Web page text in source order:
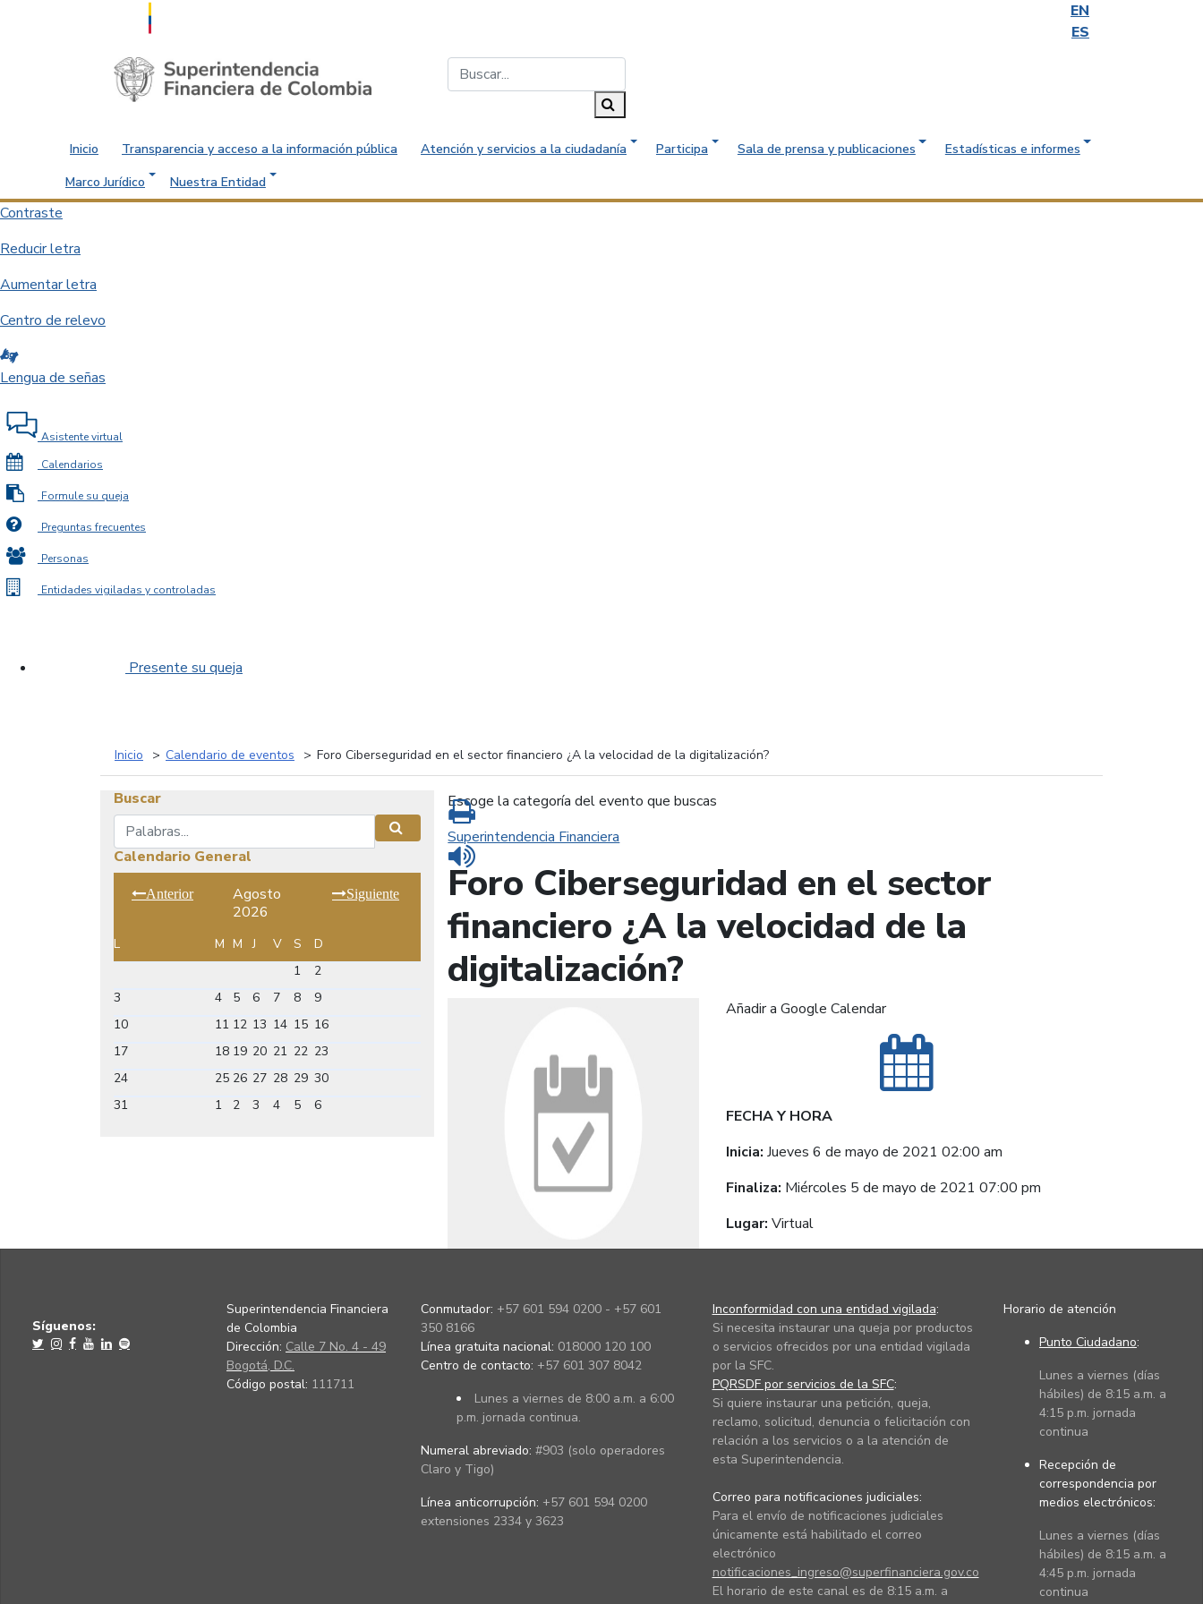
EN
ES
Saltar al contenido principal
Inicio Transparencia y acceso a la información pública Atención y servicios a la ciudadanía Participa Sala de prensa y publicaciones
Estadísticas e informes
Marco Jurídico
Nuestra Entidad
Contraste
Reducir letra
Aumentar letra
Centro de relevo
Lengua de señas
Asistente virtual
Calendarios
Formule su queja
Preguntas frecuentes
Personas
Entidades vigiladas y controladas
Presente su queja
Inicio Calendario de eventos Foro Ciberseguridad en el sector financiero ¿A la velocidad de la digitalización?
Buscar
Buscar
Calendario General
Anterior
Agosto
2026
Siguiente
L M M J V S
D
1
2
3
4 5 6 7 8
9
10
11 12 13 14 15 16
17
18 19 20 21 22 23
24
25 26 27 28 29 30
31
1 2 3 4 5 6
Escoge la categoría del evento que buscas
Superintendencia Financiera
Foro Ciberseguridad en el sector
financiero ¿A la velocidad de la
digitalización?
Añadir a Google Calendar
FECHA Y HORA
Inicia:Jueves 6 de mayo de 2021 02:00 am
Finaliza: Miércoles 5 de mayo de 2021 07:00 pm
Lugar:Virtual
Imprimir
Síguenos:
Superintendencia Financiera
de Colombia
Dirección: Calle 7 No. 4 - 49
Bogotá, D.C.
Código postal: 111711
Conmutador: +57 601 594 0200 - +57 601
350 8166
Línea gratuita nacional: 018000 120 100
Centro de contacto: +57 601 307 8042
Lunes a viernes de 8:00 a.m. a 6:00
p.m. jornada continua.
Numeral abreviado: #903 (solo operadores
Claro y Tigo)
Línea anticorrupción: +57 601 594 0200
extensiones 2334 y 3623
Inconformidad con una entidad vigilada:
Si necesita instaurar una queja por productos
o servicios ofrecidos por una entidad vigilada
por la SFC.
PQRSDF por servicios de la SFC:
Si quiere instaurar una petición, queja,
reclamo, solicitud, denuncia o felicitación con
relación a los servicios o a la atención de
esta Superintendencia.
Correo para notificaciones judiciales:
Para el envío de notificaciones judiciales
únicamente está habilitado el correo
electrónico
notificaciones_ingreso@superfinanciera.gov.co
El horario de este canal es de 8:15 a.m. a
Horario de atención
Punto Ciudadano:
Lunes a viernes (días
hábiles) de 8:15 a.m. a
4:15 p.m. jornada
continua
Recepción de
correspondencia por
medios electrónicos:
Lunes a viernes (días
hábiles) de 8:15 a.m. a
4:45 p.m. jornada
continua